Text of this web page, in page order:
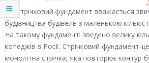
ЖБ стрічковий фундамент вважається
будівництва будівель з маленькою
На такому фундаменті зведено велику
котеджів в Росії. Стрічковий фундамент-
монолітна стрічка, яка повторює контур